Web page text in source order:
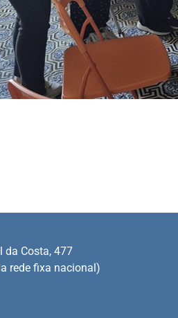
da Costa, 477
rede fixa nacional)